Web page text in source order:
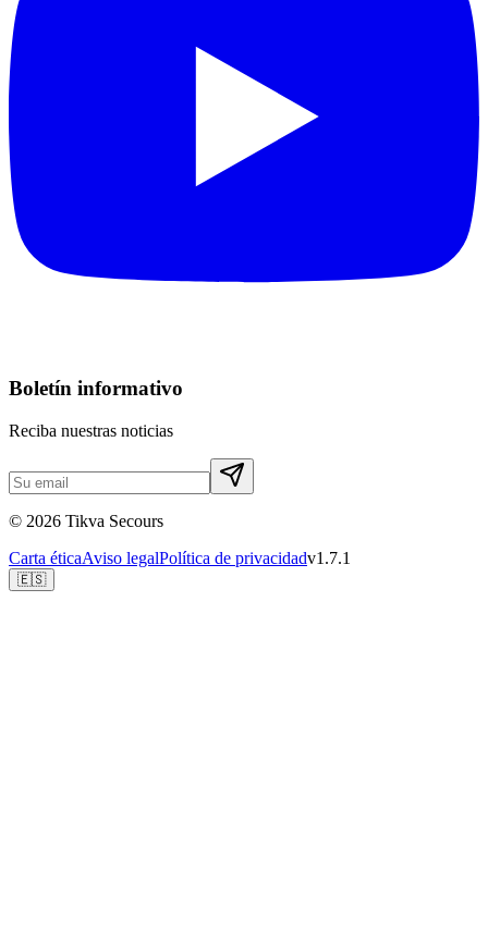
Boletín informativo
Reciba nuestras noticias
© 2026 Tikva Secours
Carta éticaAviso legalPolítica de privacidadv1.7.1
🇪🇸